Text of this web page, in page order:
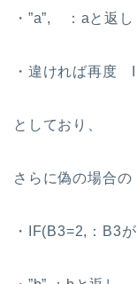
・”a”, ：aと返し
・違ければ再度
としており、
さらに偽の場合の
・IF(B3=2,：B3